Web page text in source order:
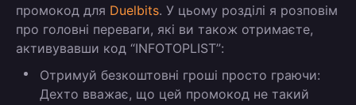
промокод для Duelbits. У цьому розділі я розповім
про головні переваги, які ви також отримаєте,
активувавши код “INFOTOPLIST”:
Отримуй безкоштовні гроші просто граючи:
Дехто вважає, що цей промокод не такий